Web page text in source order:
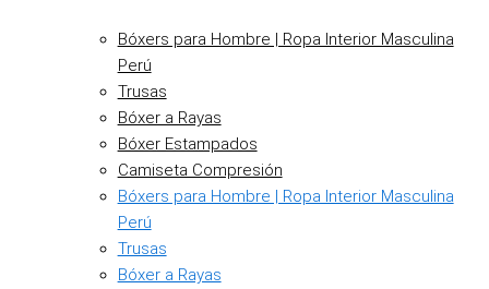
Bóxers para Hombre | Ropa Interior Masculina
Perú
Trusas
Bóxer a Rayas
Bóxer Estampados
Camiseta Compresión
Bóxers para Hombre | Ropa Interior Masculina
Perú
Trusas
Bóxer a Rayas